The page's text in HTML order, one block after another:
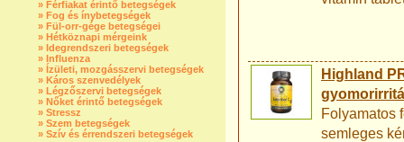
» Férfiakat érintő betegségek
» Fog és ínybetegségek
» Fül-orr-gége betegségei
» Hétköznapi mérgeink
» Idegrendszeri betegségek
» Influenza
» Ízületi, mozgásszervi betegségek
» Káros szenvedélyek
» Légzőszervi betegségek
» Nőket érintő betegségek
» Stressz
» Szem betegségek
» Szív és érrendszeri betegségek
Highland
Folyamatos
semleges